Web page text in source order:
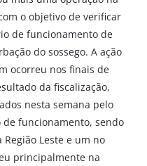
o objetivo de verificar
de funcionamento de
do sossego. A ação
ocorreu nos finais de
da fiscalização,
nesta semana pelo
funcionamento, sendo
Leste e um no
principalmente na